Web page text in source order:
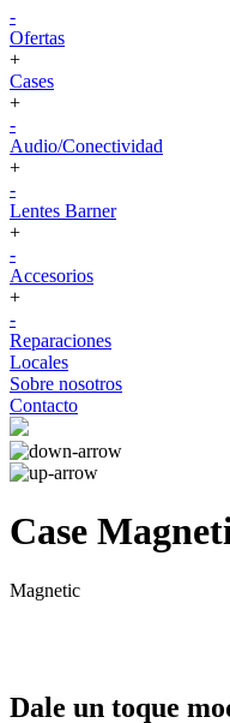
-
Ofertas
+
Cases
+
-
Audio/Conectividad
+
-
Lentes Barner
+
-
Accesorios
+
-
Reparaciones
Locales
Sobre nosotros
Contacto
Case
Magnetic
Dale un toque